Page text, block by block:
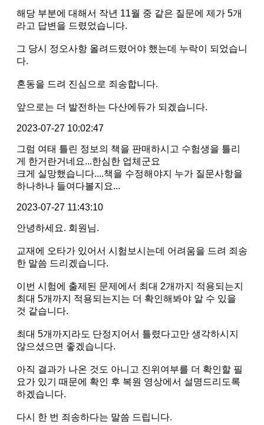
해당 부분에 대해서 작년 11월 중 같은 질문에 제가 5개
라고 답변을 드렸었습니다.
그 당시 정오사항 올려드렸어야 했는데 누락이 되었습니
다.
혼동을 드려 진심으로 죄송합니다.
앞으로는 더 발전하는 다산에듀가 되겠습니다.
2023-07-27 10:02:47
그럼 여태 틀린 정보의 책을 판매하시고 수험생을 틀리
게 한거란거네요...한심한 업체군요
크게 실망했습니다....책을 수정해야지 누가 질문사항을
하나하나 들여다볼지요...
2023-07-27 11:43:10
안녕하세요. 회원님.
교재에 오타가 있어서 시험보시는데 어려움을 드려 죄송
한 말씀 드리겠습니다.
이번 시험에 출제된 문제에서 최대 2개까지 적용되는지
최대 5개까지 적용되는지는 더 확인해봐야 알 수 있을
것 같습니다.
최대 5개까지라도 단정지어서 틀렸다고만 생각하시지
않으셨으면 좋겠습니다.
아직 결과가 나온 것도 아니고 진위여부를 더 확인할 필
요가 있기 때문에 확인 후 복원 영상에서 설명드리도록
하겠습니다.
다시 한 번 죄송하다는 말씀 드립니다.